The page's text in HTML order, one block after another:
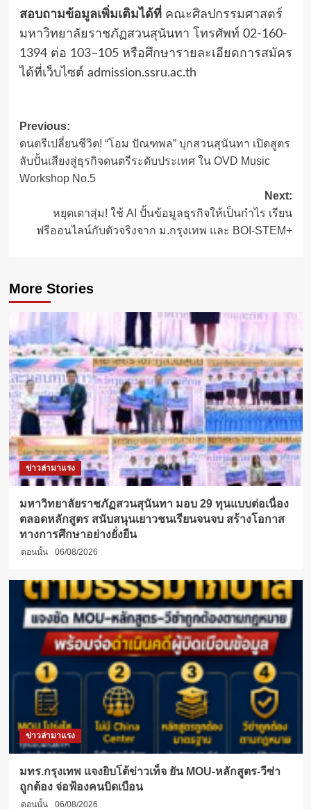
สอบถามข้อมูลเพิ่มเติมได้ที่คณะศิลปกรรมศาสตร์
มหาวิทยาลัยราชภัฏสวนสุนันทา โทรศัพท์ 02-160-
1394 ต่อ 103–105 หรือศึกษารายละเอียดการสมัคร
ได้ที่เว็บไซต์ admission.ssru.ac.th
Post
navigation
Previous:
ดนตรีเปลี่ยนชีวิต! “โอม ปัณฑพล” บุกสวนสุนันทา เปิดสูตร
ลับปั้นเสียงสู่ธุรกิจดนตรีระดับประเทศ ใน OVD Music
Workshop No.5
Next:
หยุดเดาสุ่ม! ใช้ AI ปั้นข้อมูลธุรกิจให้เป็นกำไร เรียน
ฟรีออนไลน์กับตัวจริงจาก ม.กรุงเทพ และ BOI-STEM+
More Stories
ข่าวล่ามาแรง
มหาวิทยาลัยราชภัฏสวนสุนันทา มอบ 29 ทุนแบบต่อเนื่อง
ตลอดหลักสูตร สนับสนุนเยาวชนเรียนจนจบ สร้างโอกาส
ทางการศึกษาอย่างยั่งยืน
ตอนนั้น 06/08/2026
ข่าวล่ามาแรง
มทร.กรุงเทพ แจงยิบโต้ข่าวเท็จ ยัน MOU-หลักสูตร-วีซ่า
ถูกต้อง จ่อฟ้องคนบิดเบือน
ตอนนั้น 06/08/2026